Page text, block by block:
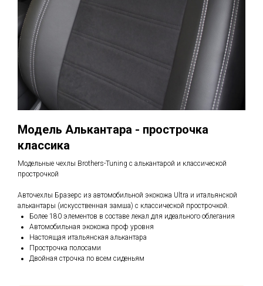
Модель Алькантара - прострочка
классика
Модельные чехлы Brothers-Tuning с алькантарой и классической
прострочкой
Авточехлы Бразерс из автомобильной экокожа Ultra и итальянской
алькантары (искусственная замша) с классической прострочкой.
Более 180 элементов в составе лекал для идеального облегания
Автомобильная экокожа проф уровня
Настоящая итальянская алькантара
Прострочка полосами
Двойная строчка по всем сиденьям